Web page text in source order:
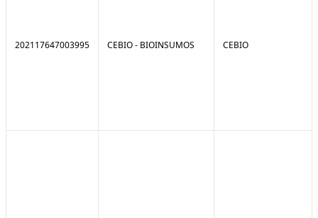
202117647003995 CEBIO - BIOINSUMOS CEBIO